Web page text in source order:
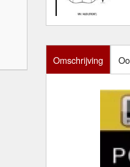
Omschrijving